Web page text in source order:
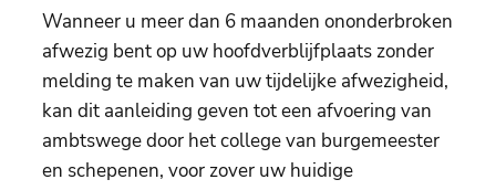
Wanneer u meer dan 6 maanden ononderbroken
afwezig bent op uw hoofdverblijfplaats zonder
melding te maken van uw tijdelijke afwezigheid,
kan dit aanleiding geven tot een afvoering van
ambtswege door het college van burgemeester
en schepenen, voor zover uw huidige